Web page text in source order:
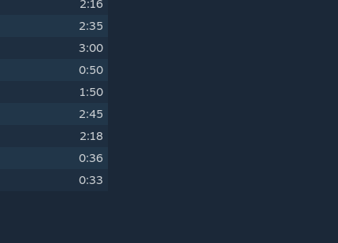
2:16
2:35
3:00
0:50
1:50
2:45
2:18
0:36
0:33